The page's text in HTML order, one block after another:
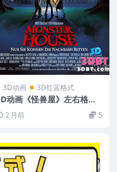
3D动画 3D红蓝格式
动画《怪兽屋》左右格式3
版电影 高清网盘下载 左右
屏3DVR影视
2 月前 5